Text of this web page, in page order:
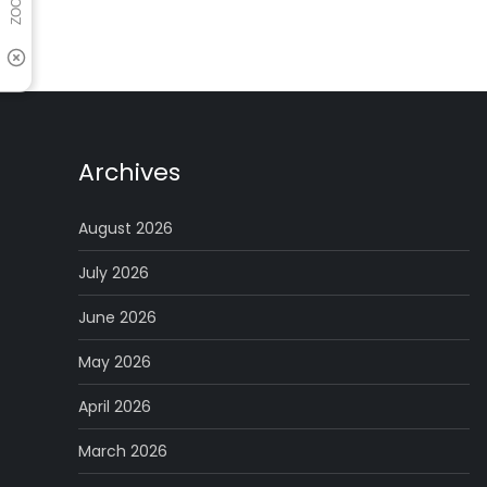
Archives
August 2026
July 2026
June 2026
May 2026
April 2026
March 2026